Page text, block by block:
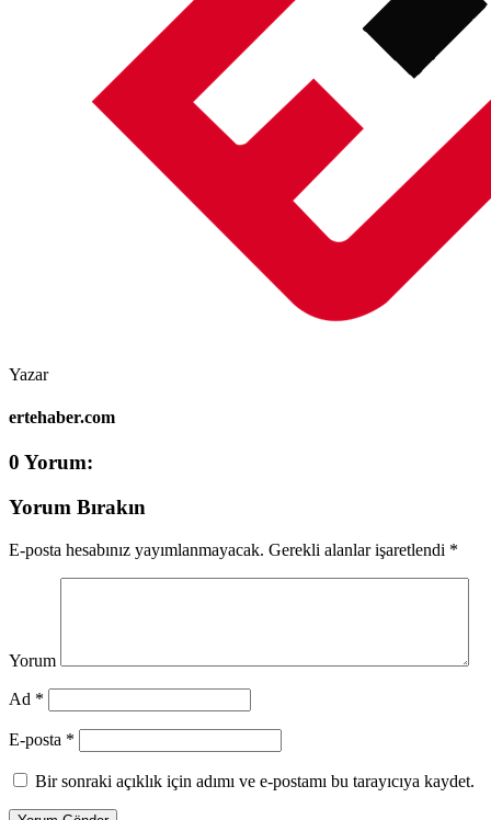
Yazar
ertehaber.com
0 Yorum:
Yorum Bırakın
E-posta hesabınız yayımlanmayacak. Gerekli alanlar işaretlendi *
Yorum
Ad *
E-posta *
Bir sonraki açıklık için adımı ve e-postamı bu tarayıcıya kaydet.